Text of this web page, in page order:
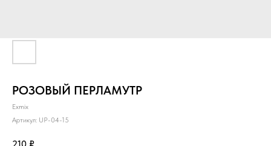
РОЗОВЫЙ ПЕРЛАМУТР
Exmix
Артикул: UP-04-15